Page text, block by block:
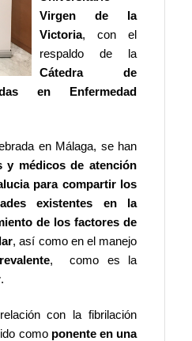
Virgen de la
Victoria, con el
respaldo de la
Cátedra de
en Enfermedad
en Málaga, se han
y médicos de atención
para compartir los
existentes en la
de los factores de
, así como en el manejo
, como es la
.
con la fibrilación
como ponente en una